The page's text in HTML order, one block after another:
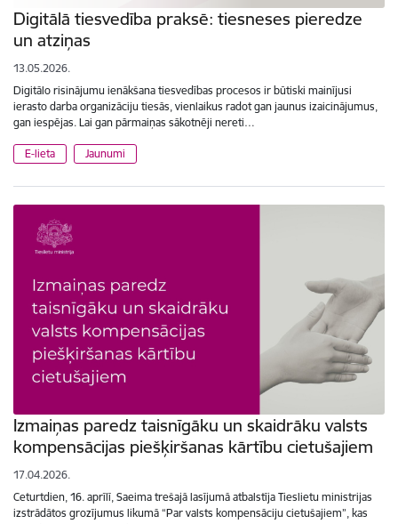
Digitālā tiesvedība praksē: tiesneses pieredze
un atziņas
13.05.2026.
Digitālo risinājumu ienākšana tiesvedības procesos ir būtiski mainījusi
ierasto darba organizāciju tiesās, vienlaikus radot gan jaunus izaicinājumus,
gan iespējas. Lai gan pārmaiņas sākotnēji nereti…
E-lieta Jaunumi
Izmaiņas paredz taisnīgāku un skaidrāku valsts
kompensācijas piešķiršanas kārtību cietušajiem
17.04.2026.
Ceturtdien, 16. aprīlī, Saeima trešajā lasījumā atbalstīja Tieslietu ministrijas
izstrādātos grozījumus likumā “Par valsts kompensāciju cietušajiem”, kas